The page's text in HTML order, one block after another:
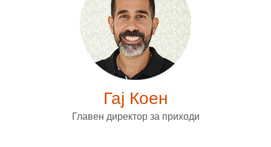
Гај Коен
Главен директор за приходи